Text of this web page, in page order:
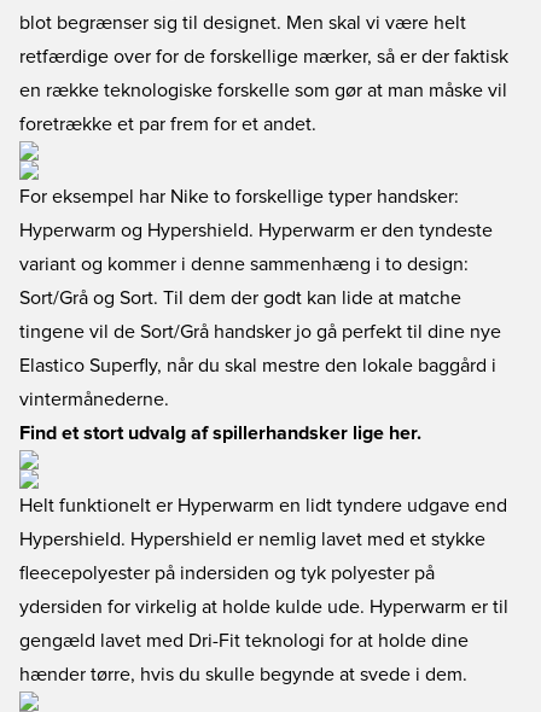
blot begrænser sig til designet. Men skal vi være helt
retfærdige over for de forskellige mærker, så er der faktisk
en række teknologiske forskelle som gør at man måske vil
foretrække et par frem for et andet.
For eksempel har Nike to forskellige typer handsker:
Hyperwarm og Hypershield. Hyperwarm er den tyndeste
variant og kommer i denne sammenhæng i to design:
Sort/Grå og Sort. Til dem der godt kan lide at matche
tingene vil de Sort/Grå handsker jo gå perfekt til dine nye
Elastico Superfly, når du skal mestre den lokale baggård i
vintermånederne.
Find et stort udvalg af spillerhandsker lige her.
Helt funktionelt er Hyperwarm en lidt tyndere udgave end
Hypershield. Hypershield er nemlig lavet med et stykke
fleecepolyester på indersiden og tyk polyester på
ydersiden for virkelig at holde kulde ude. Hyperwarm er til
gengæld lavet med Dri-Fit teknologi for at holde dine
hænder tørre, hvis du skulle begynde at svede i dem.